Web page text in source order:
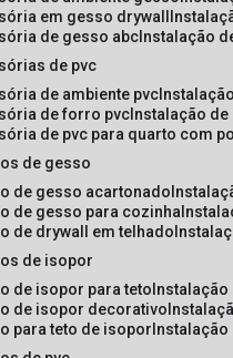
em gesso drywall
de gesso abc instalação
de pvc
de ambiente pvc
de forro pvc instalação
de pvc para quarto com
de gesso
de gesso acartonado
de gesso para cozinha
de drywall em telhado
de isopor
de isopor para teto
de isopor decorativo
para teto de isopor